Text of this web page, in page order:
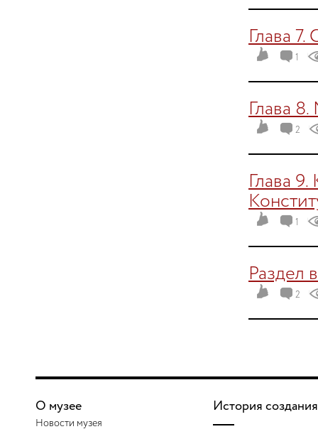
Глава 7.
1
Глава
2
Глава
1
Раздел
2
О музее
Новости музея
История создания